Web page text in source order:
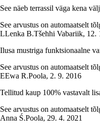
See näeb terrassil väga kena
See arvustus on automaatselt
LLenka B.Tšehhi Vabariik, 12.
Ilusa mustriga funktsionaalne
See arvustus on automaatselt
EEwa R.Poola, 2. 9. 2016
Tellitud kaup 100% vastavalt
See arvustus on automaatselt
Anna Ś.Poola, 29. 4. 2021